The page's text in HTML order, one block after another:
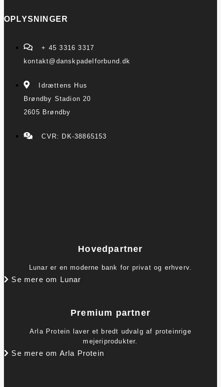
OPLYSNINGER
+ 45 3316 3317
kontakt@danskpadelforbund.dk
Idrættens Hus
Brøndby Stadion 20
2605 Brøndby
CVR: DK-38865153
Hovedpartner
Lunar er en moderne bank for privat og erhverv.
Se mere om Lunar
Premium partner
Arla Protein laver et bredt udvalg af proteinrige
mejeriprodukter.
Se mere om Arla Protein